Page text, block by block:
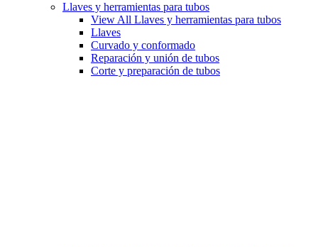
Llaves y herramientas para tubos
View All Llaves y herramientas para tubos
Llaves
Curvado y conformado
Reparación y unión de tubos
Corte y preparación de tubos